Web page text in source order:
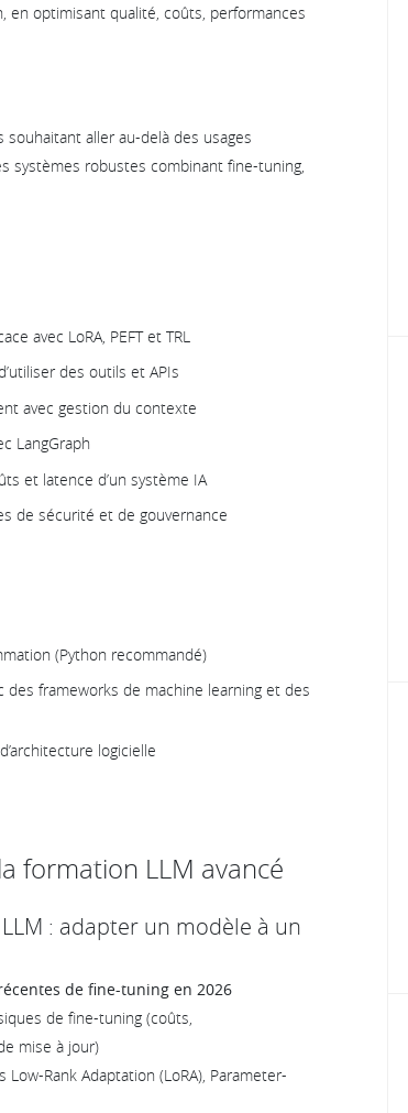
en optimisant qualité, coûts, performances
souhaitant aller au-delà des usages
systèmes robustes combinant fine-tuning,
avec LoRA, PEFT et TRL
des outils et APIs
avec gestion du contexte
LangGraph
et latence d’un système IA
de sécurité et de gouvernance
(Python recommandé)
des frameworks de machine learning et des
logicielle
formation LLM avancé
: adapter un modèle à un
de fine-tuning en 2026
de fine-tuning (coûts,
mise à jour)
Rank Adaptation (LoRA), Parameter-